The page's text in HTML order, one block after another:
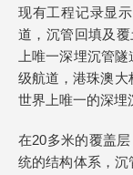
现有工程记录显
道，沉管回填及
上唯一深埋沉管
级航道，港珠澳大
世界上唯一的深埋
在20多米的覆盖
统的结构体系，沉